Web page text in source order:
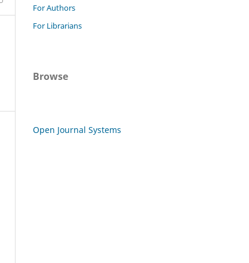
For Authors
For Librarians
Browse
Open Journal Systems